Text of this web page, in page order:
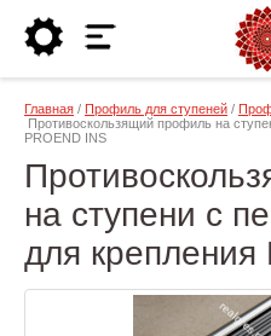
Главная / Профиль для ступеней /
Противоскользящий профиль на
PROEND INS
на ступени с
для крепления